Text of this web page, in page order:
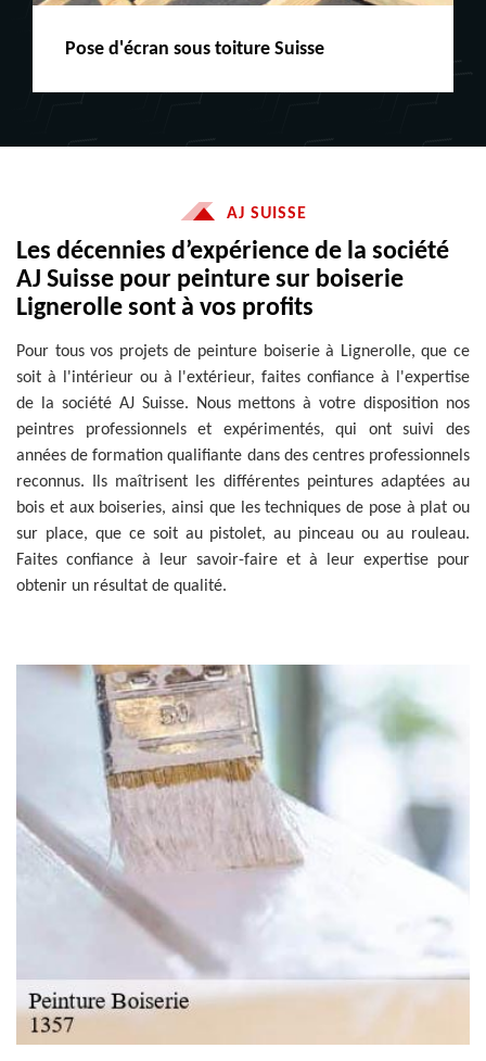
Peinture boiserie LE
AJ SUISSE
Les décennies d’expérience de la société
AJ Suisse pour peinture sur boiserie
Lignerolle sont à vos profits
Pour tous vos projets de peinture boiserie à Lignerolle, que ce
soit à l'intérieur ou à l'extérieur, faites confiance à l'expertise
de la société AJ Suisse. Nous mettons à votre disposition nos
peintres professionnels et expérimentés, qui ont suivi des
années de formation qualifiante dans des centres professionnels
reconnus. Ils maîtrisent les différentes peintures adaptées au
bois et aux boiseries, ainsi que les techniques de pose à plat ou
sur place, que ce soit au pistolet, au pinceau ou au rouleau.
Faites confiance à leur savoir-faire et à leur expertise pour
obtenir un résultat de qualité.